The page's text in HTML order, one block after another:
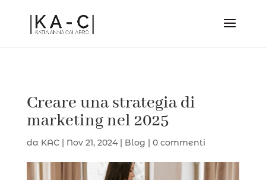
Creare una strategia di
marketing nel 2025
da KAC| Nov 21, 2024| Blog | 0 commenti